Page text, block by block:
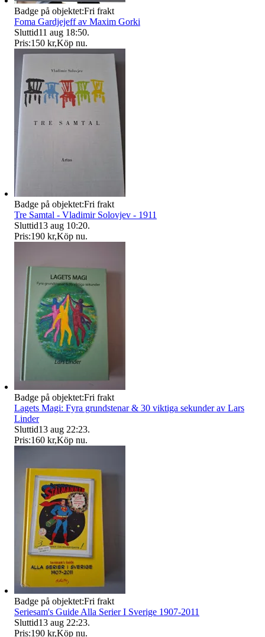
Badge på objektet:Fri frakt
Foma Gardjejeff av Maxim Gorki
Sluttid11 aug 18:50.
Pris:150 kr,Köp nu.
Badge på objektet:Fri frakt
Tre Samtal - Vladimir Solovjev - 1911
Sluttid13 aug 10:20.
Pris:190 kr,Köp nu.
Badge på objektet:Fri frakt
Lagets Magi: Fyra grundstenar & 30 viktiga sekunder av Lars
Linder
Sluttid13 aug 22:23.
Pris:160 kr,Köp nu.
Badge på objektet:Fri frakt
Seriesam's Guide Alla Serier I Sverige 1907-2011
Sluttid13 aug 22:23.
Pris:190 kr,Köp nu.